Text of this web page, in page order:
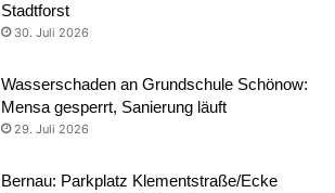
Stadtforst
30. Juli 2026
Wasserschaden an Grundschule Schönow:
Mensa gesperrt, Sanierung läuft
29. Juli 2026
Bernau: Parkplatz Klementstraße/Ecke